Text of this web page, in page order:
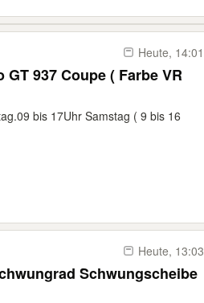
Heute, 14:01
937 Coupe ( Farbe VR
bis 17Uhr Samstag ( 9 bis 16
Heute, 13:03
Schwungscheibe